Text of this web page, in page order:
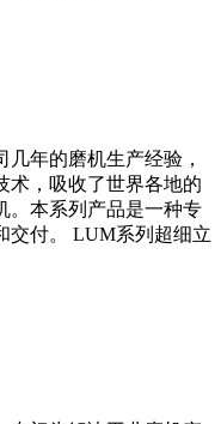
年的磨机生产经验，
术，吸收了世界各地的
。本系列产品是一种专
交付。 LUM系列超细立